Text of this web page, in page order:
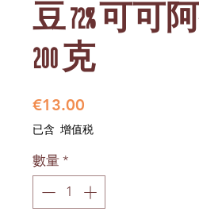
豆 72% 可可
200 克
€13.00
格
已含 增值税
數量 *